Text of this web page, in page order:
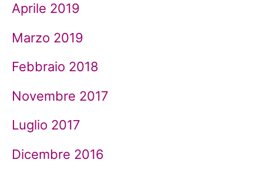
Aprile 2019
Marzo 2019
Febbraio 2018
Novembre 2017
Luglio 2017
Dicembre 2016